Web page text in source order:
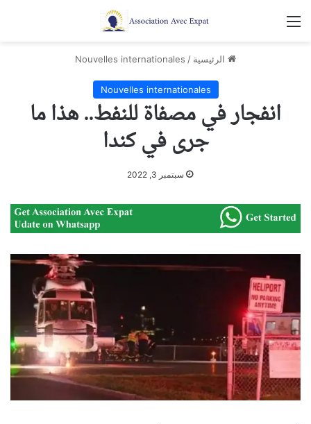
القائمة
الرئيسية /
Nouvelles internationales
Nouvelles internationales
انفجار في مصفاة للنفط.. هذا ما
جرى في كندا
سبتمبر 3, 2022